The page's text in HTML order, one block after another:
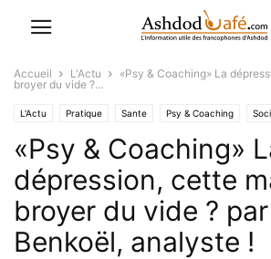
Accueil L'Actu
«Psy & Coaching» La
broyer du vide ?...
L'Actu Pratique Sante Psy & Coaching
«Psy & Coaching»
dépression, cette
broyer du vide ?
Benkoël, analyste !